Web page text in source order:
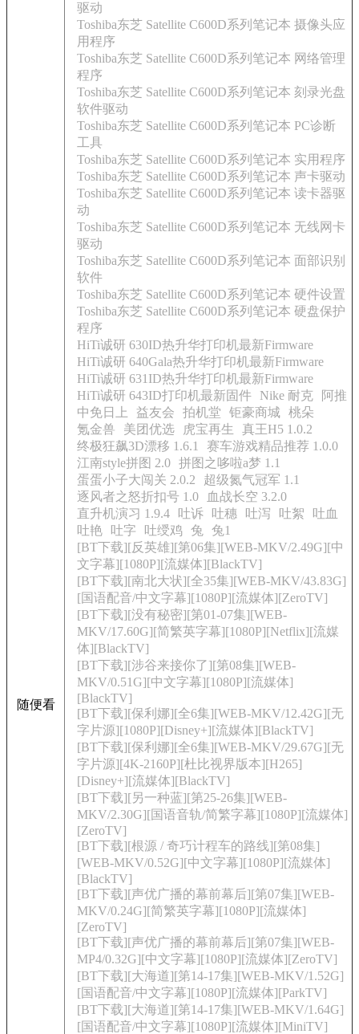
随便看
驱动
Toshiba东芝 Satellite C600D系列笔记本 摄像头应
用程序
Toshiba东芝 Satellite C600D系列笔记本 网络管理
程序
Toshiba东芝 Satellite C600D系列笔记本 刻录光盘
软件驱动
Toshiba东芝 Satellite C600D系列笔记本 PC诊断
工具
Toshiba东芝 Satellite C600D系列笔记本 实用程序
Toshiba东芝 Satellite C600D系列笔记本 声卡驱动
Toshiba东芝 Satellite C600D系列笔记本 读卡器驱
动
Toshiba东芝 Satellite C600D系列笔记本 无线网卡
驱动
Toshiba东芝 Satellite C600D系列笔记本 面部识别
软件
Toshiba东芝 Satellite C600D系列笔记本 硬件设置
Toshiba东芝 Satellite C600D系列笔记本 硬盘保护
程序
HiTi诚研 630ID热升华打印机最新Firmware
HiTi诚研 640Gala热升华打印机最新Firmware
HiTi诚研 631ID热升华打印机最新Firmware
HiTi诚研 643ID打印机最新固件
Nike 耐克
阿推
中免日上
益友会 拍机堂 钜豪商城
桃朵
氪金兽
美团优选 虎宝再生
真王H5 1.0.2
终极狂飙3D漂移 1.6.1
赛车游戏精品推荐 1.0.0
江南style拼图 2.0 拼图之哆啦a梦 1.1
蛋蛋小子大闯关 2.0.2
超级氮气冠军 1.1
逐风者之怒折扣号 1.0
血战长空 3.2.0
直升机演习 1.9.4
吐诉 吐穗 吐泻 吐絮
吐血
吐艳
吐字 吐绶鸡 兔
兔1
[BT下载][反英雄][第06集][WEB-MKV/2.49G][中
文字幕][1080P][流媒体][BlackTV]
[BT下载][南北大状][全35集][WEB-MKV/43.83G]
[国语配音/中文字幕][1080P][流媒体][ZeroTV]
[BT下载][没有秘密][第01-07集][WEB-
MKV/17.60G][简繁英字幕][1080P][Netflix][流媒
体][BlackTV]
[BT下载][涉谷来接你了][第08集][WEB-
MKV/0.51G][中文字幕][1080P][流媒体]
[BlackTV]
[BT下载][保利娜][全6集][WEB-MKV/12.42G][无
字片源][1080P][Disney+][流媒体][BlackTV]
[BT下载][保利娜][全6集][WEB-MKV/29.67G][无
字片源][4K-2160P][杜比视界版本][H265]
[Disney+][流媒体][BlackTV]
[BT下载][另一种蓝][第25-26集][WEB-
MKV/2.30G][国语音轨/简繁字幕][1080P][流媒体]
[ZeroTV]
[BT下载][根源 / 奇巧计程车的路线][第08集]
[WEB-MKV/0.52G][中文字幕][1080P][流媒体]
[BlackTV]
[BT下载][声优广播的幕前幕后][第07集][WEB-
MKV/0.24G][简繁英字幕][1080P][流媒体]
[ZeroTV]
[BT下载][声优广播的幕前幕后][第07集][WEB-
MP4/0.32G][中文字幕][1080P][流媒体][ZeroTV]
[BT下载][大海道][第14-17集][WEB-MKV/1.52G]
[国语配音/中文字幕][1080P][流媒体][ParkTV]
[BT下载][大海道][第14-17集][WEB-MKV/1.64G]
[国语配音/中文字幕][1080P][流媒体][MiniTV]